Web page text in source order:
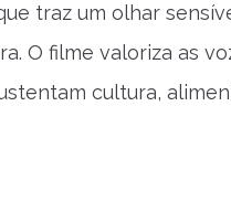
traz um olhar
O filme valoriza as
cultura,